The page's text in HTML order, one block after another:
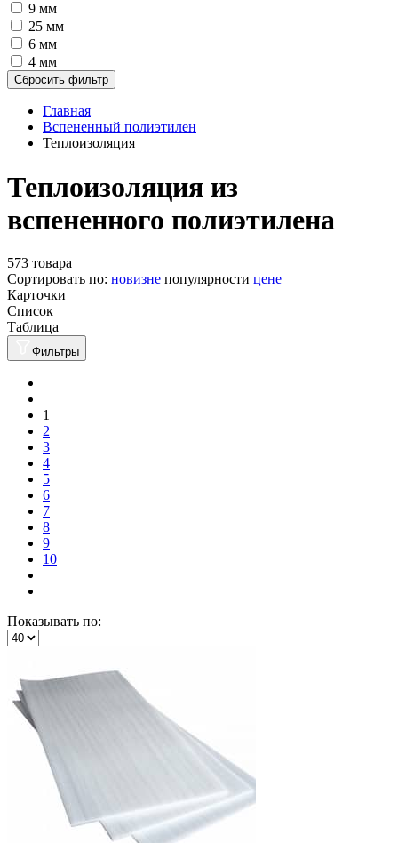
9 мм
25 мм
6 мм
4 мм
Сбросить фильтр
Главная
Вспененный полиэтилен
Теплоизоляция
Теплоизоляция из
вспененного полиэтилена
573 товара
Сортировать по: новизне популярности цене
Карточки
Список
Таблица
Фильтры
1
2
3
4
5
6
7
8
9
10
Показывать по: